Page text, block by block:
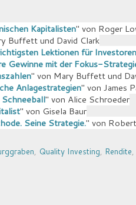
Kapitalisten" von Roger
Buffett und David Clark
Lektionen für Investoren
Gewinne mit der Fokus-
" von Mary Buffett und
Anlagestrategien" von James
" von Alice Schroeder
" von Gisela Baur
Seine Strategie." von
, Quality Investing, Rendite,